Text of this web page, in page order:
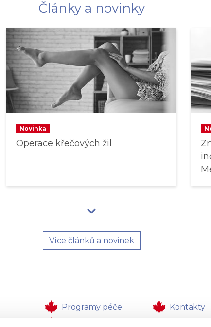
Články a novinky
Novinka
Operace křečových žil
Více článků a novinek
Programy péče
Kontakty